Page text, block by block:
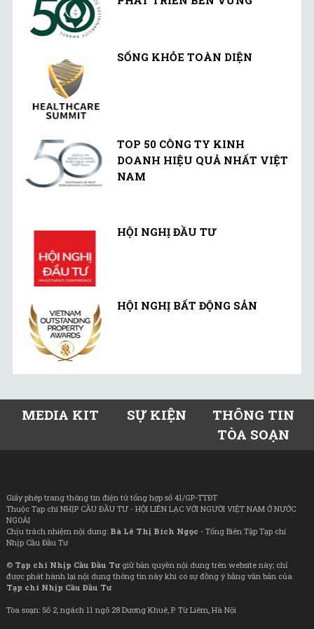
SỐNG KHỎE TOÀN DIỆN
TOP 50 CÔNG TY KINH
DOANH HIỆU QUẢ NHẤT VIỆT
NAM
HỘI NGHỊ ĐẦU TƯ
HỘI NGHỊ BẤT ĐỘNG SẢN
MEDIA KIT SỰ KIỆN
THÔNG TIN
TÒA SOẠN
Giấy phép trang thông tin điện tử tổng hợp số 41/GP-TTĐT
Thuộc Tạp chí NHỊP CẦU ĐẦU TƯ - HỘI LIÊN LẠC VỚI NGƯỜI VIỆT NAM Ở NƯỚC
NGOÀI
Chịu trách nhiệm nội dung: Bà Lê Thị Bích Ngọc - Tổng Biên Tập Tạp chí
Nhịp Cầu Đầu Tư
© Tạp chí Nhịp Cầu Đầu Tưgiữ bản quyền nội dung trên website này; chỉ
được phát hành lại nội dung thông tin này khi có sự đồng ý bằng văn bản của
Tạp chí Nhịp Cầu Đầu Tư
Tòa soạn: Số 2, ngách 11 ngõ 28 Dương Khuê, P. Từ Liêm, Hà Nội